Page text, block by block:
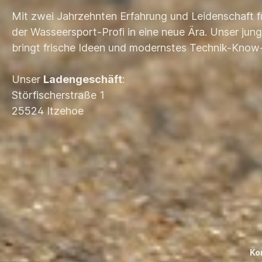
und
Zylinder Ventile 4
Mit zwei Jahrzehnten Erfahrung und Leidenschaft
der Wasseersport-Profi in eine neue Ära. Unser
bringt frische Ideen und modernstes Technik-
Unser Ladengeschäft:
Störfischerstraße 1
25524 Itzehoe